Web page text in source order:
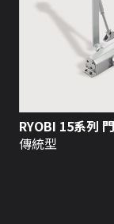
RYOBI 15系列
傳統型